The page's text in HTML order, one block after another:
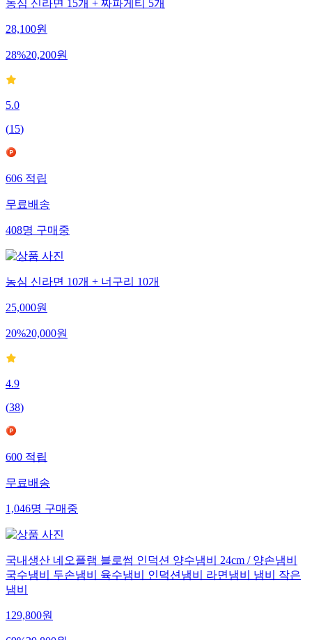
농심 신라면 15개 + 짜파게티 5개
28,100원
28%20,200원
5.0
(15)
606적립
무료배송
408명구매중
농심 신라면 10개 + 너구리 10개
25,000원
20%20,000원
4.9
(38)
600적립
무료배송
1,046명구매중
국내생산 네오플램 블로썸 인덕션 양수냄비 24cm / 양손냄비
국수냄비 두손냄비 육수냄비 인덕션냄비 라면냄비 냄비 작은
냄비
129,800원